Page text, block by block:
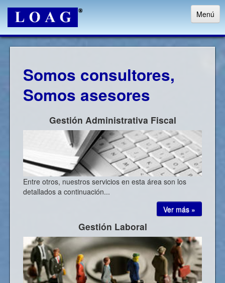
Menú
Inicio
Servicios
Sectores
Internacional
Contacto
Somos consultores,
Somos asesores
Gestión Administrativa Fiscal
Entre otros, nuestros servicios en esta área son los
detallados a continuación...
Ver más »
Gestión Laboral